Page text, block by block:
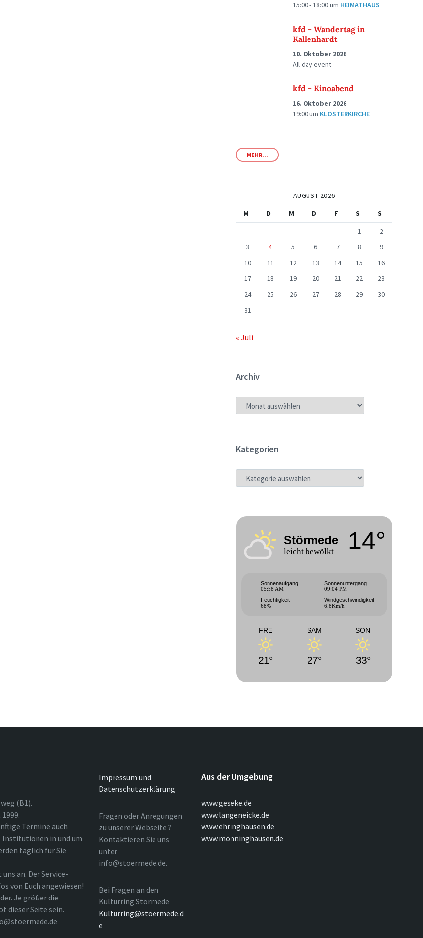
15:00 - 18:00um HEIMATHAUS
kfd – Wandertag in
Kallenhardt
10. Oktober 2026
All-day event
kfd – Kinoabend
16. Oktober 2026
19:00um KLOSTERKIRCHE
MEHR...
AUGUST 2026
M
D M D F S
S
1
2
3
4 5 6 7 8
9
10
11 12 13 14 15
16
17
18 19 20 21 22
23
24
25 26 27 28 29
30
31
« Juli
Archiv
ARCHIV
Kategorien
KATEGORIEN
Störmede
leicht bewölkt 14°
Sonnenaufgang
05:58 AM
Sonnenuntergang
09:04 PM
Feuchtigkeit
68%
Windgeschwindigkeit
6.8Km/h
FRE
21°
SAM
27°
SON
33°
(B1).
Termine auch
Institutionen in und um
täglich für Sie
an. Der Service-
von Euch angewiesen!
Je größer die
dieser Seite sein.
Impressum und
Datenschutzerklärung
Fragen oder Anregungen
zu unserer Webseite ?
Kontaktieren Sie uns
unter
info@stoermede.de.
Bei Fragen an den
Kulturring Störmede
Kulturring@stoermede.d
e
Aus der Umgebung
www.geseke.de
www.langeneicke.de
www.ehringhausen.de
www.mönninghausen.de